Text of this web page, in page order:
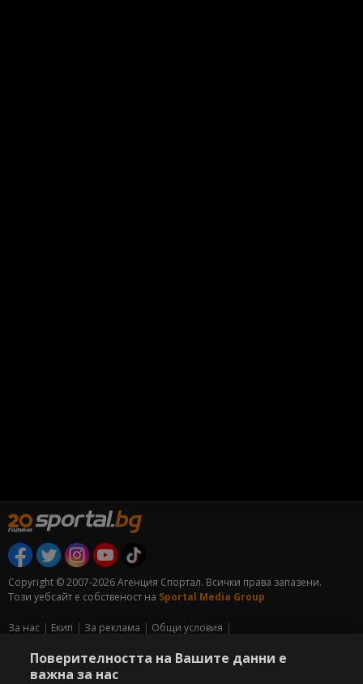
Copyright © 2007-2026 Агенция Спортал. Всички права запазени.
Този уебсайт е собственост на Sportal Media Group
За нас Екип За рекламa
Общи условия
Управление на предпочитания
Поверителността на Вашите данни е
важна за нас